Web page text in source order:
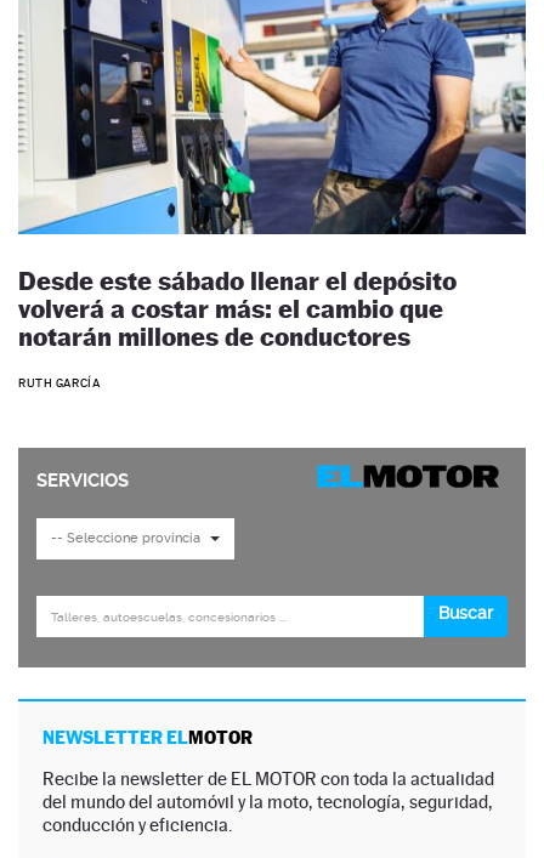
Desde este sábado llenar el depósito
volverá a costar más: el cambio que
notarán millones de conductores
RUTH GARCÍA
NEWSLETTER ELMOTOR
Recibe la newsletter de EL MOTOR con toda la actualidad
del mundo del automóvil y la moto, tecnología, seguridad,
conducción y eficiencia.